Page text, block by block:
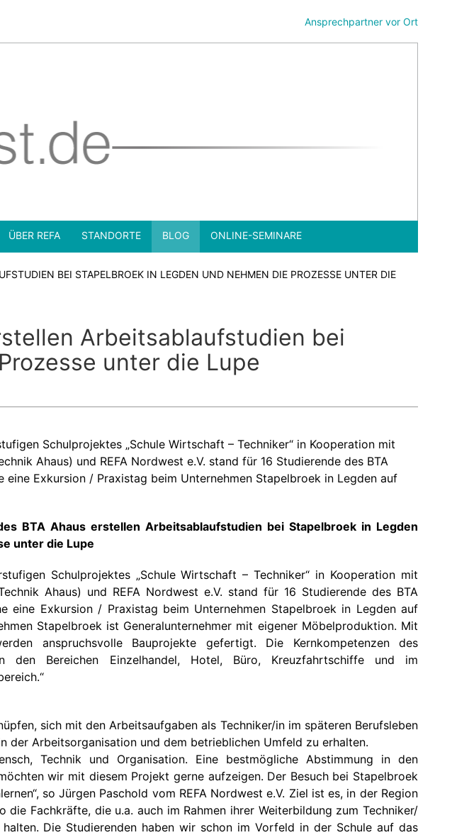
Ansprechpartner vor Ort
ÜBER REFA STANDORTE BLOG ONLINE-SEMINARE
BEI STAPELBROEK IN LEGDEN UND NEHMEN DIE PROZESSE UNTER DIE
Arbeitsablaufstudien bei
unter die Lupe
Schulprojektes „Schule Wirtschaft – Techniker“ in Kooperation mit
Ahaus) und REFA Nordwest e.V. stand für 16 Studierende des BTA
eine Exkursion / Praxistag beim Unternehmen Stapelbroek in Legden auf
BTA Ahaus erstellen Arbeitsablaufstudien bei Stapelbroek in Legden
unter die Lupe
Schulprojektes „Schule Wirtschaft – Techniker“ in Kooperation mit
Ahaus) und REFA Nordwest e.V. stand für 16 Studierende des BTA
eine Exkursion / Praxistag beim Unternehmen Stapelbroek in Legden auf
Stapelbroek ist Generalunternehmer mit eigener Möbelproduktion. Mit
anspruchsvolle Bauprojekte gefertigt. Die Kernkompetenzen des
den Bereichen Einzelhandel, Hotel, Büro, Kreuzfahrtschiffe und im
sich mit den Arbeitsaufgaben als Techniker/in im späteren Berufsleben
der Arbeitsorganisation und dem betrieblichen Umfeld zu erhalten.
Technik und Organisation. Eine bestmögliche Abstimmung in den
wir mit diesem Projekt gerne aufzeigen. Der Besuch bei Stapelbroek
so Jürgen Paschold vom REFA Nordwest e.V. Ziel ist es, in der Region
Fachkräfte, die u.a. auch im Rahmen ihrer Weiterbildung zum Techniker/
Die Studierenden haben wir schon im Vorfeld in der Schule auf das